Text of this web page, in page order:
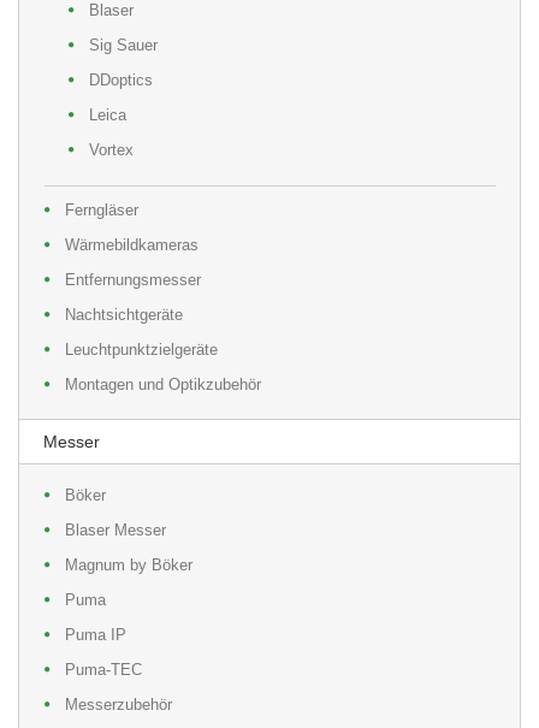
Blaser
Sig Sauer
DDoptics
Leica
Vortex
Ferngläser
Wärmebildkameras
Entfernungsmesser
Nachtsichtgeräte
Leuchtpunktzielgeräte
Montagen und Optikzubehör
Messer
Böker
Blaser Messer
Magnum by Böker
Puma
Puma IP
Puma-TEC
Messerzubehör